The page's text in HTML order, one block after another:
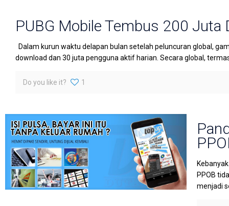
PUBG Mobile Tembus 200 Juta
Dalam kurun waktu delapan bulan setelah peluncuran global,
download dan 30 juta pengguna aktif harian. Secara global,
Do you like it? 1
PPOB
menjadi